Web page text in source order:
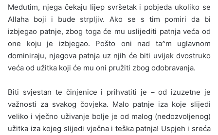
Međutim, njega čekaju lijep svršetak i pobjeda ukoliko se
Allaha boji i bude strpljiv. Ako se s tim pomiri da bi
izbjegao patnje, zbog toga će mu uslijediti patnja veća od
one koju je izbjegao. Pošto oni nad ta^m uglavnom
dominiraju, njegova patnja uz njih će biti uvijek dvostruko
veća od užitka koji će mu oni pružiti zbog odobravanja.
Biti svjestan te činjenice i prihvatiti je – od izuzetne je
važnosti za svakog čovjeka. Malo patnje iza koje slijedi
veliko i vječno uživanje bolje je od malog (nedozvoljenog)
užitka iza kojeg slijedi vječna i teška patnja! Uspjeh i sreća